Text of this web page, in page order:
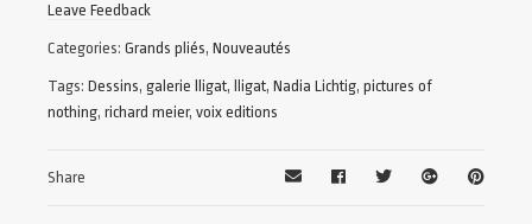
Leave Feedback
Categories: Grands pliés, Nouveautés
Tags: Dessins, galerie lligat, lligat, Nadia Lichtig, pictures of
nothing, richard meier, voix editions
Share